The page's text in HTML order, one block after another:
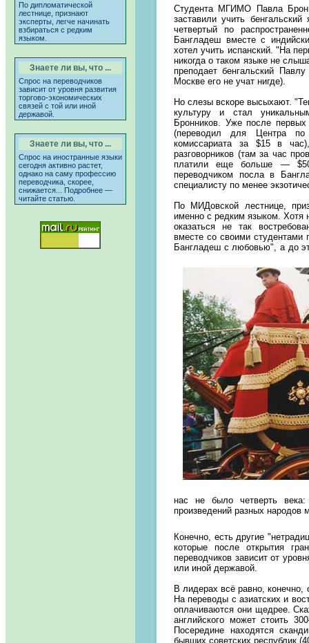
По дипломатической
лестнице, признают
эксперты, легче начинать
взбираться с редким
языком.
Знаете ли вы, что ...
Спрос на переводчиков
зависит от уровня развития
торгово-экономических
связей с той или иной
державой.
Знаете ли вы, что ...
Спрос на иностранные языки
сегодня активно растет,
однако на саму профессию
переводчика, скорее,
снижается... Подробнее —
читайте статью.
Студента МГИМО Павла
заставили учить
четвертый по
Бангладеш вместе с
хотел учить испанский. "На
никогда о таком языке не
преподает бенгальский
Москве его не учат нигде).
Но слезы вскоре высыхают.
культуру и стал
Бронников. Уже после
(переводил для Центра по
комиссариата за $15 в
разговорников (там за час
платили еще больше —
переводчиком посла в
специалисту по менее
По МИДовской лестнице,
именно с редким языком. Хотя
оказаться не так
вместе со своими
Бангладеш с любовью", а до
нас не было четверть
произведений разных народов
Конечно, есть другие
которые после открытия
переводчиков зависит от
или иной державой.
В лидерах всё равно, конечно,
На переводы с азиатских и
оплачиваются они щедрее.
английского может стоить
Посередине находятся
бывших советских республик